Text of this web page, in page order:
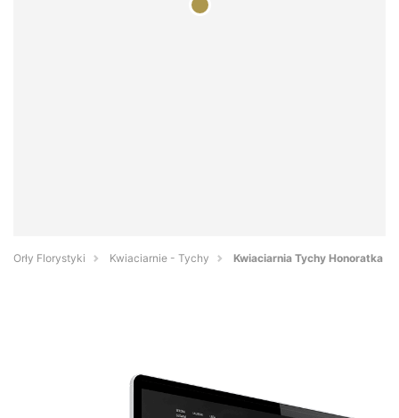
Orły Florystyki Kwiaciarnie - Tychy Kwiaciarnia Tychy Honoratka